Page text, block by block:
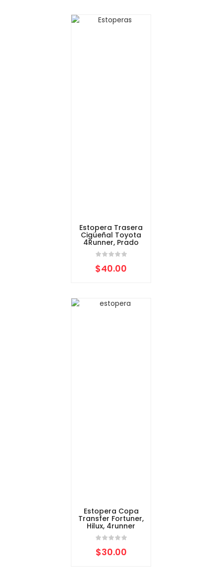
Estopera Trasera
Cigüeñal Toyota
4Runner, Prado
$40.00
Estopera Copa
Transfer Fortuner,
Hilux, 4runner
$30.00